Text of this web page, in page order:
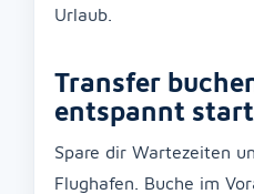
Urlaub.
Transfer
entspannt
Spare dir Wartezeiten
Flughafen. Buche im